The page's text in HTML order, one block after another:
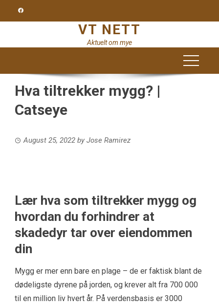
VT NETT
Aktuelt om mye
Hva tiltrekker mygg? |
Catseye
August 25, 2022 by Jose Ramirez
Lær hva som tiltrekker mygg og
hvordan du forhindrer at
skadedyr tar over eiendommen
din
Mygg er mer enn bare en plage – de er faktisk blant de
dødeligste dyrene på jorden, og krever alt fra 700 000
til en million liv hvert år. På verdensbasis er 3000